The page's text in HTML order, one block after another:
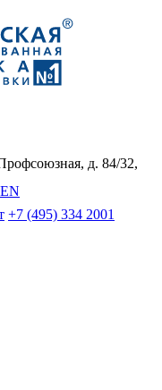
д. 84/32,
EN
+7 (495) 334 2001